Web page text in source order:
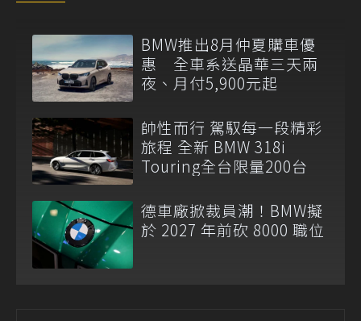
BMW推出8月仲夏購車優
惠 全車系送晶華三天兩
夜、月付5,900元起
帥性而行 駕馭每一段精彩
旅程 全新 BMW 318i
Touring全台限量200台
德車廠掀裁員潮！BMW擬
於 2027 年前砍 8000 職位